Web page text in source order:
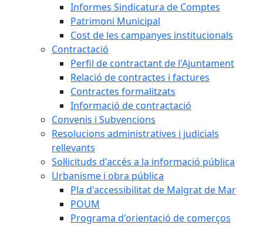
Informes Sindicatura de Comptes
Patrimoni Municipal
Cost de les campanyes institucionals
Contractació
Perfil de contractant de l'Ajuntament
Relació de contractes i factures
Contractes formalitzats
Informació de contractació
Convenis i Subvencions
Resolucions administratives i judicials
rellevants
Sol·licituds d'accés a la informació pública
Urbanisme i obra pública
Pla d'accessibilitat de Malgrat de Mar
POUM
Programa d'orientació de comerços